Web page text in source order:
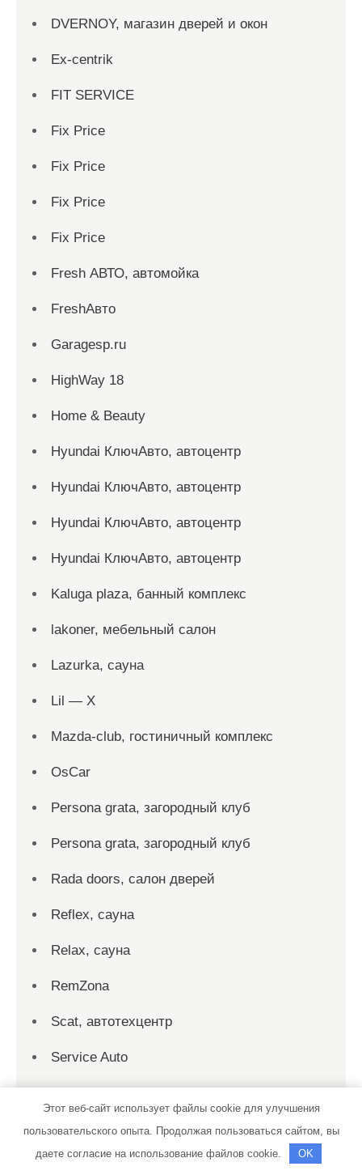
DVERNOY, магазин дверей и окон
Ex-centrik
FIT SERVICE
Fix Price
Fix Price
Fix Price
Fix Price
Fresh АВТО, автомойка
FreshАвто
Garagesp.ru
HighWay 18
Home & Beauty
Hyundai КлючАвто, автоцентр
Hyundai КлючАвто, автоцентр
Hyundai КлючАвто, автоцентр
Hyundai КлючАвто, автоцентр
Kaluga plaza, банный комплекс
lakoner, мебельный салон
Lazurka, сауна
Lil — X
Mazda-club, гостиничный комплекс
OsCar
Persona grata, загородный клуб
Persona grata, загородный клуб
Rada doors, салон дверей
Reflex, сауна
Relax, сауна
RemZona
Scat, автотехцентр
Service Auto
Tehmas-truck
Transmission Service
Этот веб-сайт использует файлы cookie для улучшения
пользовательского опыта. Продолжая пользоваться сайтом, вы
даете согласие на использование файлов cookie.
OK